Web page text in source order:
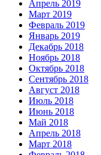
Апрель 2019
Март 2019
Февраль 2019
Январь 2019
Декабрь 2018
Ноябрь 2018
Октябрь 2018
Сентябрь 2018
Август 2018
Июль 2018
Июнь 2018
Май 2018
Апрель 2018
Март 2018